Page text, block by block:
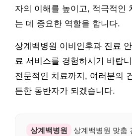
자의 이해를 높이고, 적극적인
는 데 중요한 역할을 합니다.
상계백병원 이비인후과 진료
료 서비스를 경험하시기 바랍
전문적인 치료까지, 여러분의
든한 동반자가 되겠습니다.
상계백병원
상계백병원 맞춤